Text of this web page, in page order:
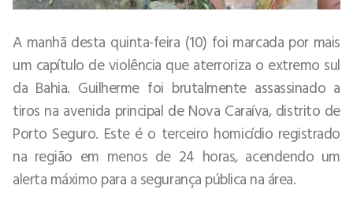
A manhã desta quinta-feira (10) foi marcada por mais
um capítulo de violência que aterroriza o extremo sul
da Bahia. Guilherme foi brutalmente assassinado a
tiros na avenida principal de Nova Caraíva, distrito de
Porto Seguro. Este é o terceiro homicídio registrado
na região em menos de 24 horas, acendendo um
alerta máximo para a segurança pública na área.